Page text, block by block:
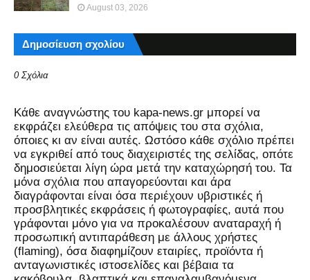
August 03, 2026
Δημοσίευση σχολίου
0 Σχόλια
Kάθε αναγνώστης του kapa-news.gr μπορεί να
εκφράζει ελεύθερα τις απόψεις του στα σχόλια,
όποιες κι αν είναι αυτές. Ωστόσο κάθε σχόλιο πρέπει
να εγκριθεί από τους διαχειριστές της σελίδας, οπότε
δημοσιεύεται λίγη ώρα μετά την καταχώρησή του. Τα
μόνα σχόλια που απαγορεύονται και άρα
διαγράφονται είναι όσα περιέχουν υβριστικές ή
προσβλητικές εκφράσεις ή φωτογραφίες, αυτά που
γράφονται μόνο για να προκαλέσουν αναταραχή ή
προσωπική αντιπαράθεση με άλλους χρήστες
(flaming), όσα διαφημίζουν εταιρίες, προϊόντα ή
ανταγωνιστικές ιστοσελίδες και βέβαια τα